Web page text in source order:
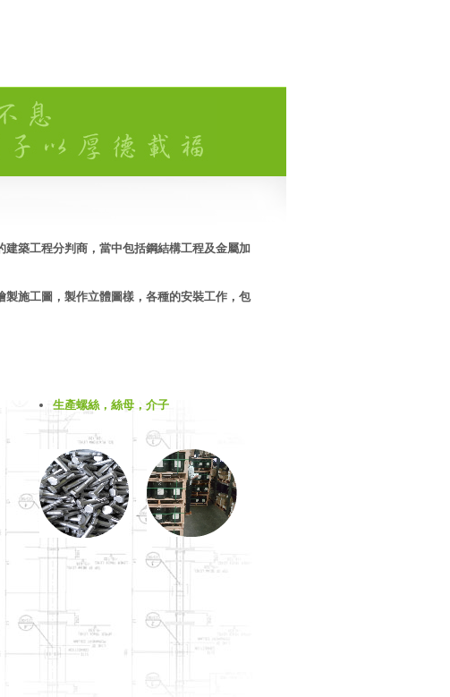
築工程分判商，當中包括鋼結構工程及金屬加
施工圖，製作立體圖樣，各種的安裝工作，包
生產螺絲，絲母，介子